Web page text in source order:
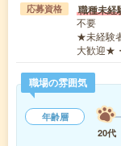
応募資格 職種未経
不要
★未経験
大歓迎★
職場の雰囲気
年齢層
20代